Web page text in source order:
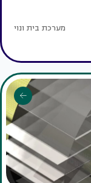
מערכת בית ונוי